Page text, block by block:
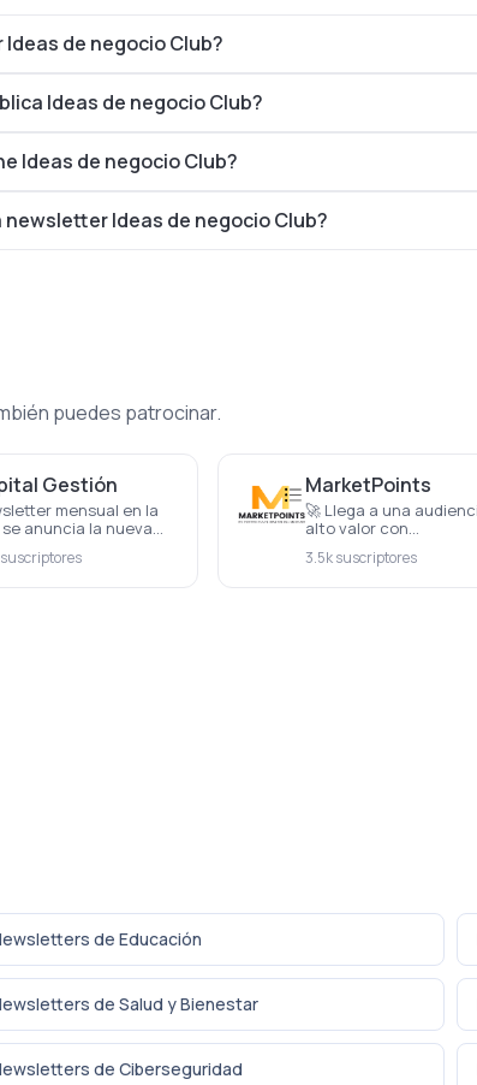
de negocio Club?
Ideas de negocio Club?
Ideas de negocio Club?
Ideas de negocio Club?
puedes patrocinar.
Gestión
mensual en la
anuncia la nueva
en PDF
MarketPoints
🚀 Llega a una
alto valor con
NEWSLETTER DIARIA que
3.5k suscriptores
de Educación
de Salud y Bienestar
de Ciberseguridad